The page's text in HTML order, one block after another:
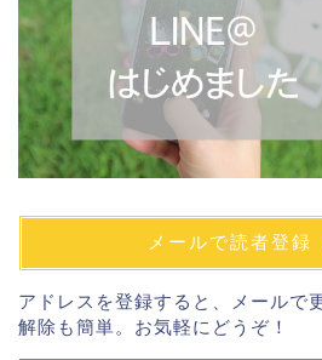
メールで読者登録
アドレスを登録すると、メールで
解除も簡単。お気軽にどうぞ！